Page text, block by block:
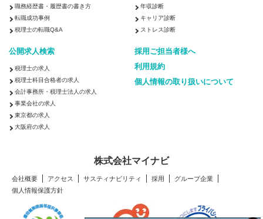
職務経歴書・履歴書の書き方
転職成功事例
税理士の転職Q&A
年収診断
キャリア診断
ストレス診断
公開求人検索
税理士の求人
税理士科目合格者の求人
会計事務所・税理士法人の求人
事業会社の求人
東京都の求人
大阪府の求人
採用ご担当者様へ
利用規約
個人情報の取り扱いについて
株式会社マイナビ
会社概要 アクセス サスティナビリティ 採用
グループ企業
個人情報保護方針